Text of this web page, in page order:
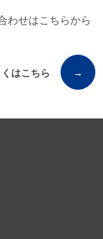
わせはこちらから
はこちら →